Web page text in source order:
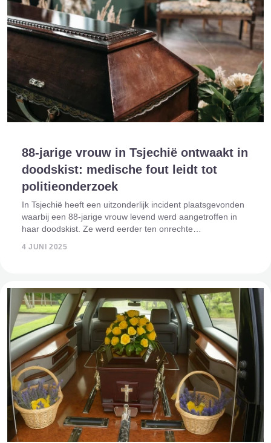
88-jarige vrouw in Tsjechië ontwaakt in
doodskist: medische fout leidt tot
politieonderzoek
In Tsjechië heeft een uitzonderlijk incident plaatsgevonden
waarbij een 88-jarige vrouw levend werd aangetroffen in
haar doodskist. Ze werd eerder ten onrechte
4 JUNI 2025